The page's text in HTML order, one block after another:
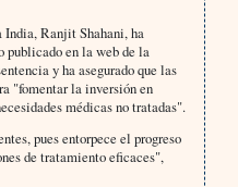
Ranjit Shahani, ha
publicado en la web de la
y ha asegurado que las
"fomentar la inversión en
médicas no tratadas".
pues entorpece el progreso
de tratamiento eficaces",